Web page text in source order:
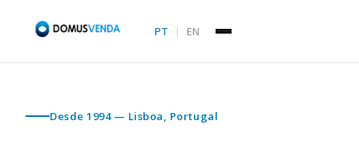
PT | EN
Desde 1994 — Lisboa, Portugal